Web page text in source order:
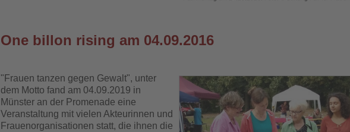
One billon rising am 04.09.2016
"Frauen tanzen gegen Gewalt", unter
dem Motto fand am 04.09.2019 in
Münster an der Promenade eine
Veranstaltung mit vielen Akteurinnen und
Frauenorganisationen statt, die ihnen die